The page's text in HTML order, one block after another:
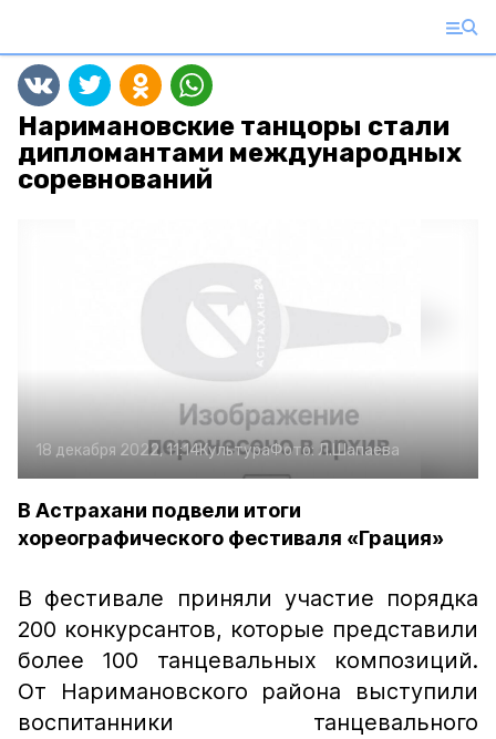
Наримановские танцоры стали
дипломантами международных
соревнований
18 декабря 2022, 11:14КультураФото: Л.Шапаева
В Астрахани подвели итоги
хореографического фестиваля «Грация»
В фестивале приняли участие порядка
200 конкурсантов, которые представили
более 100 танцевальных композиций.
От Наримановского района выступили
воспитанники танцевального